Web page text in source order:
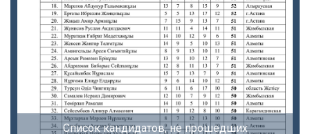
Список кандидатов, не прошедших